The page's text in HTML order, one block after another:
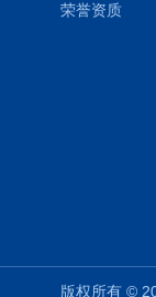
荣誉资质
版权所有 ©